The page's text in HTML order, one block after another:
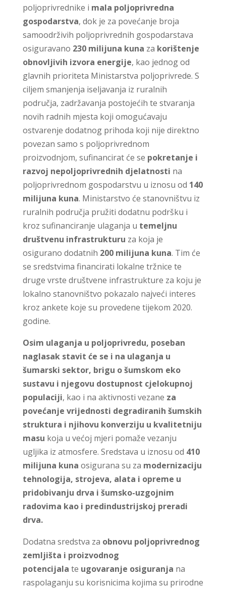
poljoprivrednike i mala poljoprivredna
gospodarstva, dok je za povećanje broja
samoodrživih poljoprivrednih gospodarstava
osiguravano 230 milijuna kuna za korištenje
obnovljivih izvora energije, kao jednog od
glavnih prioriteta Ministarstva poljoprivrede. S
ciljem smanjenja iseljavanja iz ruralnih
područja, zadržavanja postojećih te stvaranja
novih radnih mjesta koji omogućavaju
ostvarenje dodatnog prihoda koji nije direktno
povezan samo s poljoprivrednom
proizvodnjom, sufinancirat će se pokretanje i
razvoj nepoljoprivrednih djelatnosti na
poljoprivrednom gospodarstvu u iznosu od 140
milijuna kuna. Ministarstvo će stanovništvu iz
ruralnih područja pružiti dodatnu podršku i
kroz sufinanciranje ulaganja u temeljnu
društvenu infrastrukturu za koja je
osigurano dodatnih 200 milijuna kuna. Tim će
se sredstvima financirati lokalne tržnice te
druge vrste društvene infrastrukture za koju je
lokalno stanovništvo pokazalo najveći interes
kroz ankete koje su provedene tijekom 2020.
godine.
Osim ulaganja u poljoprivredu, poseban
naglasak stavit će se i na ulaganja u
šumarski sektor, brigu o šumskom eko
sustavu i njegovu dostupnost cjelokupnoj
populaciji, kao i na aktivnosti vezane za
povećanje vrijednosti degradiranih šumskih
struktura i njihovu konverziju u kvalitetniju
masu koja u većoj mjeri pomaže vezanju
ugljika iz atmosfere. Sredstava u iznosu od 410
milijuna kuna osigurana su za modernizaciju
tehnologija, strojeva, alata i opreme u
pridobivanju drva i šumsko-uzgojnim
radovima kao i predindustrijskoj preradi
drva.
Dodatna sredstva za obnovu poljoprivrednog
zemljišta i proizvodnog
potencijala te ugovaranje osiguranja na
raspolaganju su korisnicima kojima su prirodne